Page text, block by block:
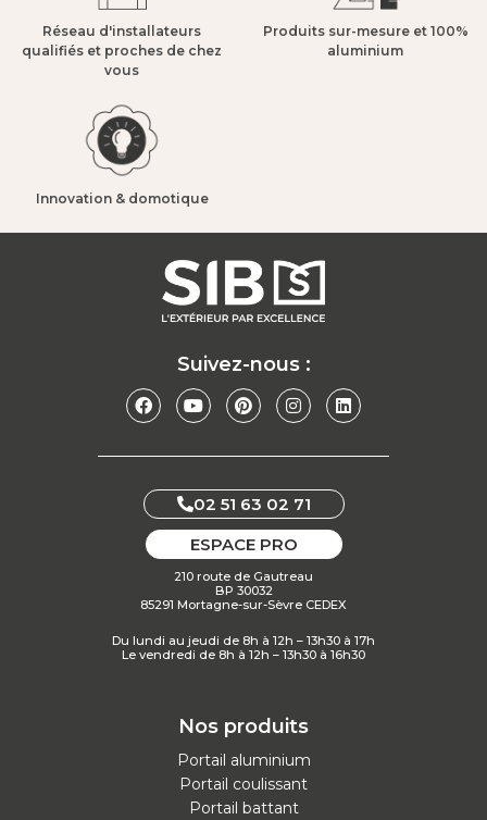
Réseau d'installateurs
qualifiés et proches de chez
vous​
Produits sur-mesure et 100%
aluminium​
Innovation & domotique​
Suivez-nous :
02 51 63 02 71
ESPACE PRO
210 route de Gautreau
BP 30032
85291 Mortagne-sur-Sèvre CEDEX
Du lundi au jeudi de 8h à 12h – 13h30 à 17h
Le vendredi de 8h à 12h – 13h30 à 16h30
Nos produits
Portail aluminium
Portail coulissant
Portail battant